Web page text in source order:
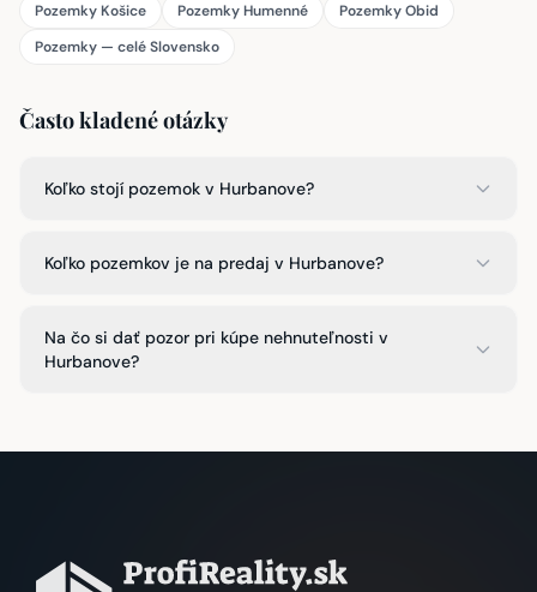
Pozemky Košice
Pozemky Humenné
Pozemky Obid
Pozemky — celé Slovensko
Často kladené otázky
Koľko stojí pozemok v Hurbanove?
Koľko pozemkov je na predaj v Hurbanove?
Na čo si dať pozor pri kúpe nehnuteľnosti v
Hurbanove?